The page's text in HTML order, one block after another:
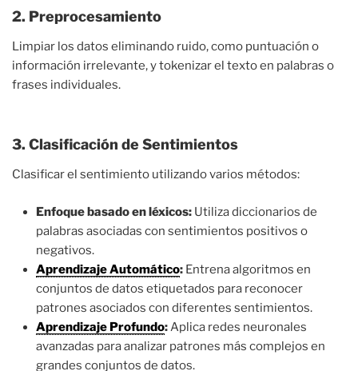
2. Preprocesamiento
Limpiar los datos eliminando ruido, como puntuación o
información irrelevante, y tokenizar el texto en palabras o
frases individuales.
3. Clasificación de Sentimientos
Clasificar el sentimiento utilizando varios métodos:
Enfoque basado en léxicos: Utiliza diccionarios de
palabras asociadas con sentimientos positivos o
negativos.
Aprendizaje Automático: Entrena algoritmos en
conjuntos de datos etiquetados para reconocer
patrones asociados con diferentes sentimientos.
Aprendizaje Profundo: Aplica redes neuronales
avanzadas para analizar patrones más complejos en
grandes conjuntos de datos.